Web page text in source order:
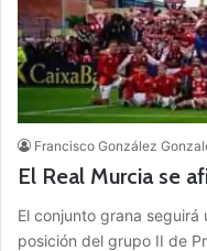
Francisco González
El Real Murcia se
El conjunto grana seguirá
posición del grupo II de